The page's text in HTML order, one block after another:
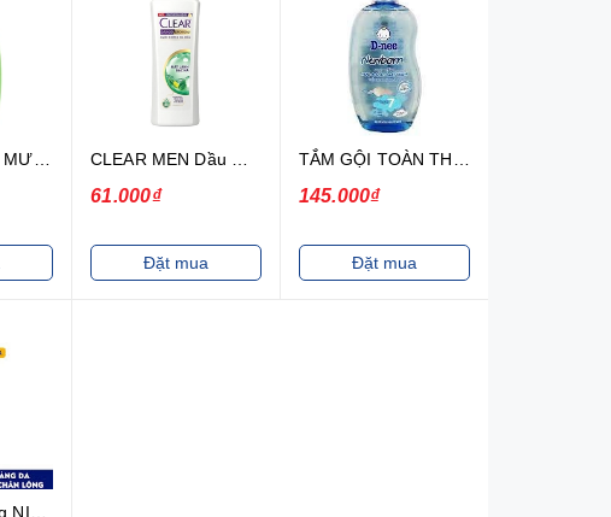
61.000₫
Đặt mua
145.000₫
Đặt mua